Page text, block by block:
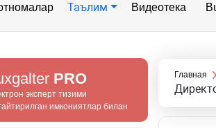
Таълим Видеотека
PRO
эксперт тизими
имкониятлар билан
Главная